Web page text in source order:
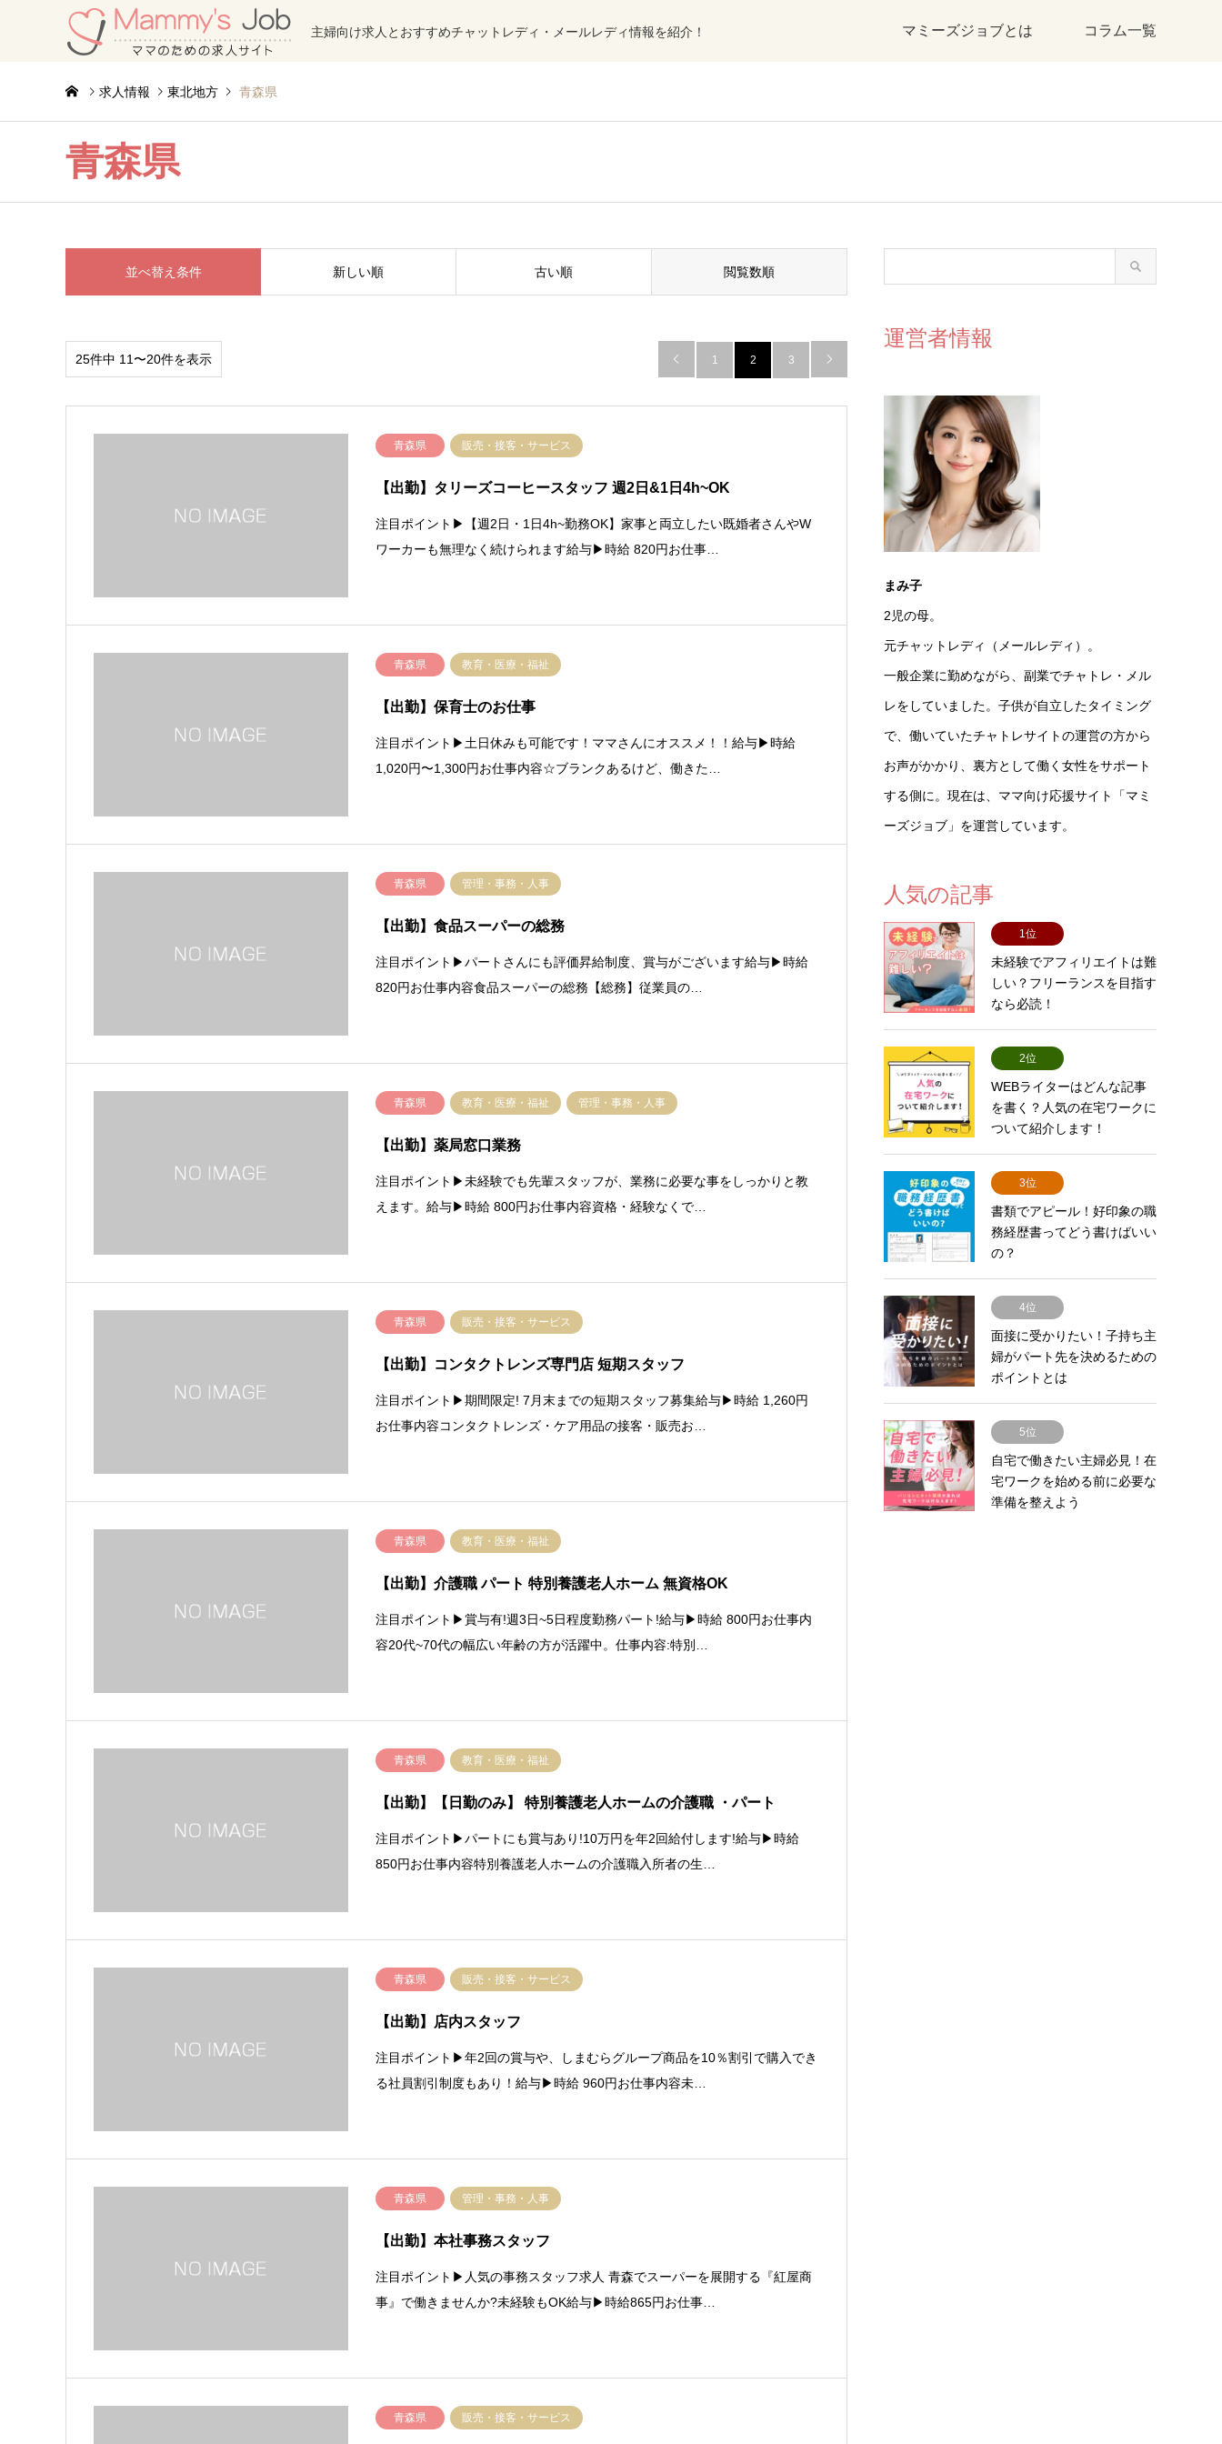
主婦向け求人とおすすめチャットレディ・メールレディ情報を紹介！ マミーズジョブとは コラム一覧
求人情報 東北地方 青森県
青森県
並べ替え条件 新しい順 古い順 閲覧数順
25件中 11〜20件を表示  1 2 3 
青森県 販売・接客・サービス
【出勤】タリーズコーヒースタッフ 週2日&1日4h~OK
注目ポイント▶【週2日・1日4h~勤務OK】家事と両立したい既婚者さんやW
ワーカーも無理なく続けられます給与▶時給 820円お仕事…
青森県 教育・医療・福祉
【出勤】保育士のお仕事
注目ポイント▶土日休みも可能です！ママさんにオススメ！！給与▶時給
1,020円〜1,300円お仕事内容☆ブランクあるけど、働きた…
青森県 管理・事務・人事
【出勤】食品スーパーの総務
注目ポイント▶パートさんにも評価昇給制度、賞与がございます給与▶時給
820円お仕事内容食品スーパーの総務【総務】従業員の…
青森県 教育・医療・福祉 管理・事務・人事
【出勤】薬局窓口業務
注目ポイント▶未経験でも先輩スタッフが、業務に必要な事をしっかりと教
えます。給与▶時給 800円お仕事内容資格・経験なくで…
青森県 販売・接客・サービス
【出勤】コンタクトレンズ専門店 短期スタッフ
注目ポイント▶期間限定! 7月末までの短期スタッフ募集給与▶時給 1,260円
お仕事内容コンタクトレンズ・ケア用品の接客・販売お…
青森県 教育・医療・福祉
【出勤】介護職 パート 特別養護老人ホーム 無資格OK
注目ポイント▶賞与有!週3日~5日程度勤務パート!給与▶時給 800円お仕事内
容20代~70代の幅広い年齢の方が活躍中。仕事内容:特別…
青森県 教育・医療・福祉
【出勤】【日勤のみ】 特別養護老人ホームの介護職 ・パート
注目ポイント▶パートにも賞与あり!10万円を年2回給付します!給与▶時給
850円お仕事内容特別養護老人ホームの介護職入所者の生…
青森県 販売・接客・サービス
【出勤】店内スタッフ
注目ポイント▶年2回の賞与や、しまむらグループ商品を10％割引で購入でき
る社員割引制度もあり！給与▶時給 960円お仕事内容未…
青森県 管理・事務・人事
【出勤】本社事務スタッフ
注目ポイント▶人気の事務スタッフ求人 青森でスーパーを展開する『紅屋商
事』で働きませんか?未経験もOK給与▶時給865円お仕事…
青森県 販売・接客・サービス
運営者情報
まみ子
2児の母。
元チャットレディ（メールレディ）。
一般企業に勤めながら、副業でチャトレ・メル
レをしていました。子供が自立したタイミング
で、働いていたチャトレサイトの運営の方から
お声がかかり、裏方として働く女性をサポート
する側に。現在は、ママ向け応援サイト「マミ
ーズジョブ」を運営しています。
人気の記事
1位
未経験でアフィリエイトは難
しい？フリーランスを目指す
なら必読！
2位
WEBライターはどんな記事
を書く？人気の在宅ワークに
ついて紹介します！
3位
書類でアピール！好印象の職
務経歴書ってどう書けばいい
の？
4位
面接に受かりたい！子持ち主
婦がパート先を決めるための
ポイントとは
5位
自宅で働きたい主婦必見！在
宅ワークを始める前に必要な
準備を整えよう